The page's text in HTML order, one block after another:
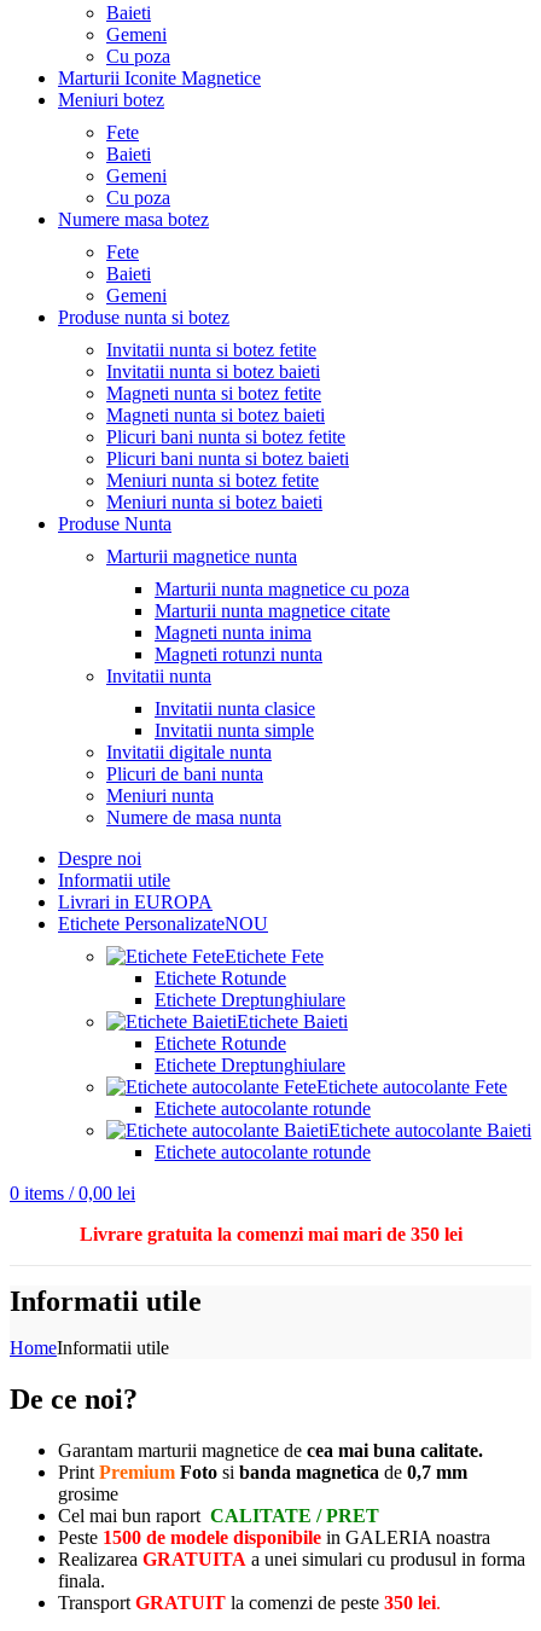
Baieti
Gemeni
Cu poza
Marturii Iconite Magnetice
Meniuri botez
Fete
Baieti
Gemeni
Cu poza
Numere masa botez
Fete
Baieti
Gemeni
Produse nunta si botez
Invitatii nunta si botez fetite
Invitatii nunta si botez baieti
Magneti nunta si botez fetite
Magneti nunta si botez baieti
Plicuri bani nunta si botez fetite
Plicuri bani nunta si botez baieti
Meniuri nunta si botez fetite
Meniuri nunta si botez baieti
Produse Nunta
Marturii magnetice nunta
Marturii nunta magnetice cu poza
Marturii nunta magnetice citate
Magneti nunta inima
Magneti rotunzi nunta
Invitatii nunta
Invitatii nunta clasice
Invitatii nunta simple
Invitatii digitale nunta
Plicuri de bani nunta
Meniuri nunta
Numere de masa nunta
Despre noi
Informatii utile
Livrari in EUROPA
Etichete PersonalizateNOU
Etichete Fete
Etichete Rotunde
Etichete Dreptunghiulare
Etichete Baieti
Etichete Rotunde
Etichete Dreptunghiulare
Etichete autocolante Fete
Etichete autocolante rotunde
Etichete autocolante Baieti
Etichete autocolante rotunde
0 items / 0,00 lei
Livrare gratuita la comenzi mai mari de 350 lei
Informatii utile
HomeInformatii utile
De ce noi?
Garantam marturii magnetice de cea mai buna calitate.
Print Premium Foto si banda magnetica de 0,7 mm
grosime
Cel mai bun raport CALITATE / PRET
Peste 1500 de modele disponibile in GALERIA noastra
Realizarea GRATUITA a unei simulari cu produsul in forma
finala.
Transport GRATUIT la comenzi de peste 350 lei.